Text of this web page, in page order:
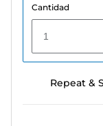
Cantidad
1
Repeat &